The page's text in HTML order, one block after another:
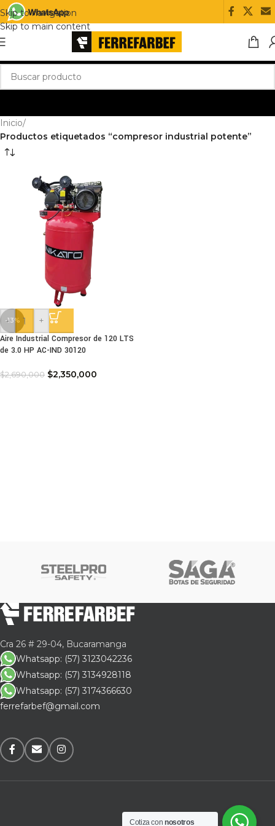
Skip to navigation
Skip to main content
Inicio/
Productos etiquetados “compresor industrial potente”
-13%
-
+
Aire Industrial Compresor de 120 LTS
de 3.0 HP AC-IND 30120
$2,690,000 $2,350,000
Cra 26 # 29-04, Bucaramanga
Whatsapp: (57) 3123042236
Whatsapp: (57) 3134928118
Whatsapp: (57) 3174366630
ferrefarbef@gmail.com
Cotiza connosotros